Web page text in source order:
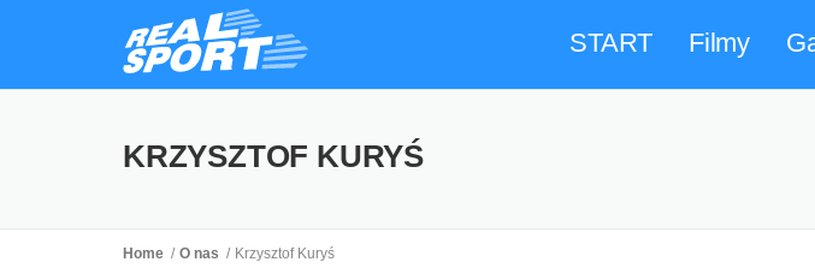
START Filmy
KRZYSZTOF KURYŚ
Home O nas Krzysztof Kuryś